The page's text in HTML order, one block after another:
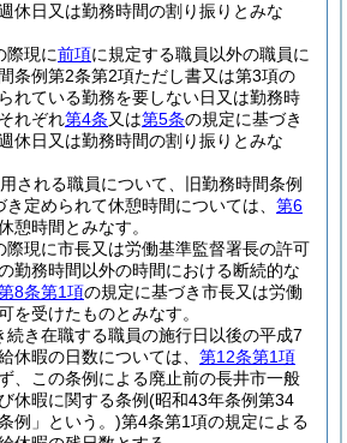
休日又は勤務時間の割り振りとみな
際現に前項に規定する職員以外の職員に
条例第2条第2項ただし書又は第3項の
れている勤務を要しない日又は勤務時
れぞれ第4条又は第5条の規定に基づき
休日又は勤務時間の割り振りとみな
される職員について、旧勤務時間条例
定められて休憩時間については、 第6
憩時間とみなす。
際現に市長又は労働基準監督署長の許可
勤務時間以外の時間における断続的な
8条第1項の規定に基づき市長又は労働
を受けたものとみなす。
続き在職する職員の施行日以後の平成7
休暇の日数については、 第12条第1項
、この条例による廃止前の長井市一般
休暇に関する条例(昭和43年条例第34
例」という。)第4条第1項の規定による